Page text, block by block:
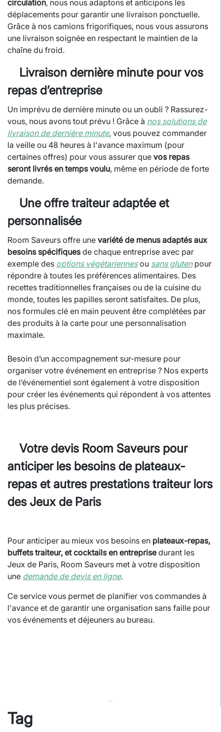
circulation, nous nous adaptons et anticipons les
déplacements pour garantir une livraison ponctuelle.
Grâce à nos camions frigorifiques, nous vous assurons
une livraison soignée en respectant le maintien de la
chaîne du froid.
Livraison dernière minute pour vos
repas d’entreprise
Un imprévu de dernière minute ou un oubli ? Rassurez-
vous, nous avons tout prévu ! Grâce à nos solutions de
livraison de dernière minute, vous pouvez commander
la veille ou 48 heures à l'avance maximum (pour
certaines offres) pour vous assurer que vos repas
seront livrés en temps voulu, même en période de forte
demande.
Une offre traiteur adaptée et
personnalisée
Room Saveurs offre une variété de menus adaptés aux
besoins spécifiquesde chaque entreprise avec par
exemple des options végétariennesou sans glutenpour
répondre à toutes les préférences alimentaires. Des
recettes traditionnelles françaises ou de la cuisine du
monde, toutes les papilles seront satisfaites. De plus,
nos formules clé en main peuvent être complétées par
des produits à la carte pour une personnalisation
maximale.
Besoin d’un accompagnement sur-mesure pour
organiser votre événement en entreprise ? Nos experts
de l’événementiel sont également à votre disposition
pour créer les événements qui répondent à vos attentes
les plus précises.
Votre devis Room Saveurs pour
anticiper les besoins de plateaux-
repas et autres prestations traiteur lors
des Jeux de Paris
Pour anticiper au mieux vos besoins en plateaux-repas,
buffets traiteur, et cocktails en entreprisedurant les
Jeux de Paris, Room Saveurs met à votre disposition
une demande de devis en ligne.
Ce service vous permet de planifier vos commandes à
l'avance et de garantir une organisation sans faille pour
vos événements et déjeuners au bureau.
⁓
Tag